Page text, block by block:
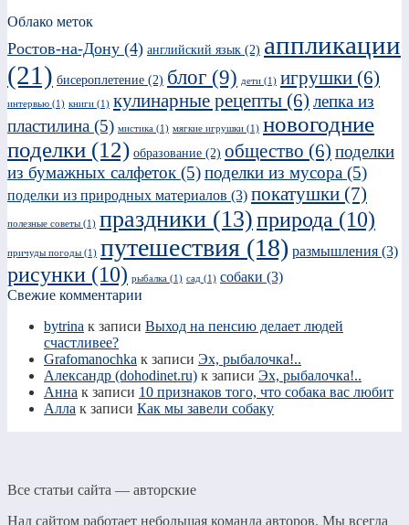
Облако меток
Ростов-на-Дону (4) английский язык (2) аппликации
(21) бисероплетение (2) блог (9) дети (1) игрушки (6)
интервью (1) книги (1) кулинарные рецепты (6) лепка из
пластилина (5) мистика (1) мягкие игрушки (1) новогодние
поделки (12) образование (2) общество (6) поделки
из бумажных салфеток(5)поделки из мусора (5)
поделки из природных материалов (3) покатушки (7)
полезные советы (1) праздники (13)природа (10)
причуды погоды (1) путешествия (18) размышления (3)
рисунки (10) рыбалка (1) сад (1) собаки (3)
Свежие комментарии
bytrina к записи Выход на пенсию делает людей
счастливее?
Grafomanochka к записи Эх, рыбалочка!..
Александр (dohodinet.ru) к записи Эх, рыбалочка!..
Анна к записи 10 признаков того, что собака вас любит
Алла к записи Как мы завели собаку
Все статьи сайта — авторские
Над сайтом работает небольшая команда авторов. Мы всегда